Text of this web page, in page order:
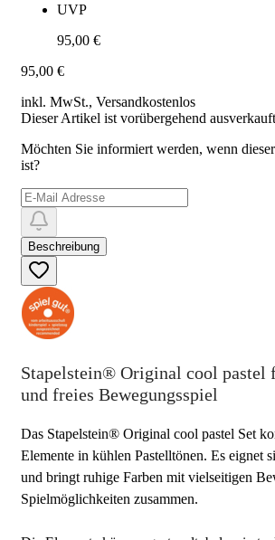
UVP
95,00 €
95,00 €
inkl. MwSt., Versandkostenlos
Dieser Artikel ist vorübergehend ausverkauft
Möchten Sie informiert werden, wenn
ist?
Beschreibung
Stapelstein® Original cool pastel
und freies Bewegungsspiel
Das Stapelstein® Original cool pastel Set
Elemente in kühlen Pastelltönen. Es eignet
und bringt ruhige Farben mit vielseitigen
Spielmöglichkeiten zusammen.